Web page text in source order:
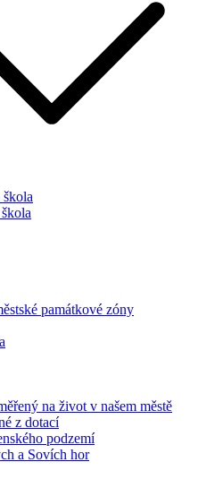
škola
památkové zóny
na život v našem městě
z dotací
podzemí
a Sovích hor